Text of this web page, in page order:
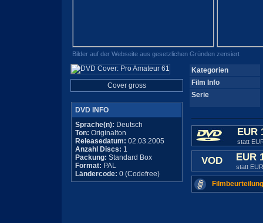
Bilder auf der Webseite aus gesetzlichen Gründen zensiert
Cover gross
DVD INFO
Sprache(n): Deutsch
Ton: Originalton
Releasedatum: 02.03.2005
Anzahl Discs: 1
Packung: Standard Box
Format: PAL
Ländercode: 0 (Codefree)
Kategorien
Film Info
Serie
EUR
statt
VOD EUR
statt